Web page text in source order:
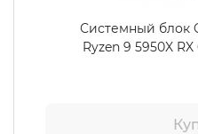
Системный блок
Ryzen 9 5950X